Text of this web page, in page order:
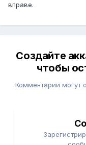
вправе.
Создайте
чтобы
Комментарии могут